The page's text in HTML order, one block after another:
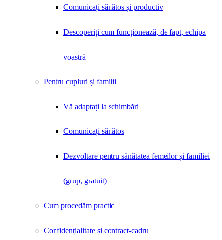
Comunicați sănătos și productiv
Descoperiți cum funcționează, de fapt, echipa
voastră
Pentru cupluri și familii
Vă adaptați la schimbări
Comunicați sănătos
Dezvoltare pentru sănătatea femeilor și familiei
(grup, gratuit)
Cum procedăm practic
Confidențialitate și contract-cadru